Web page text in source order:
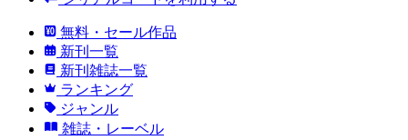
無料・セール作品
新刊一覧
新刊雑誌一覧
ランキング
ジャンル
雑誌・レーベル